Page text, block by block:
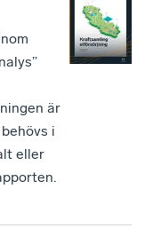
är
i
eller